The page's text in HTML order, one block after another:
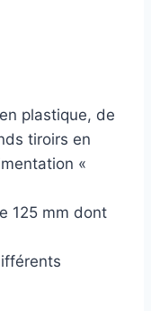
plastique, de
tiroirs en
«
125 mm dont